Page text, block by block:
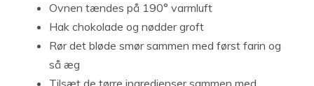
Ovnen tændes på 190° varmluft
Hak chokolade og nødder groft
Rør det bløde smør sammen med først farin og
så æg
Tilsæt de tørre ingredienser sammen med